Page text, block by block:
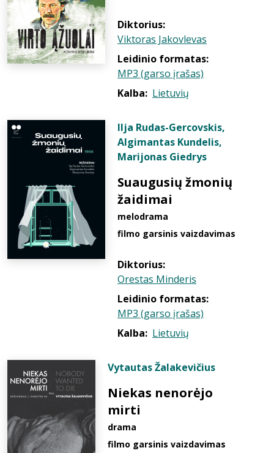
Diktorius:
Viktoras Jakovlevas
Leidinio formatas:
MP3 (garso įrašas)
Kalba: Lietuvių
Ilja Rudas-Gercovskis,
Algimantas Kundelis,
Marijonas Giedrys
Suaugusių žmonių
žaidimai
melodrama
filmo garsinis vaizdavimas
Diktorius:
Orestas Minderis
Leidinio formatas:
MP3 (garso įrašas)
Kalba: Lietuvių
Vytautas Žalakevičius
Niekas nenorėjo
mirti
drama
filmo garsinis vaizdavimas